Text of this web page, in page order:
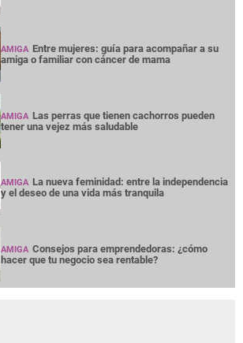
AMIGA Entre mujeres: guía para acompañar a su
amiga o familiar con cáncer de mama
AMIGA Las perras que tienen cachorros pueden
tener una vejez más saludable
AMIGA La nueva feminidad: entre la independencia
y el deseo de una vida más tranquila
AMIGA Consejos para emprendedoras: ¿cómo
hacer que tu negocio sea rentable?